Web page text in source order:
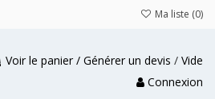
Ma liste (0)
Voir le panier / Générer un devis / Vide
Connexion